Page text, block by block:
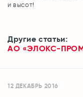
и высот!
Другие статьи:
АО «ЭЛОКС-
12 ДЕКАБРЬ 2016